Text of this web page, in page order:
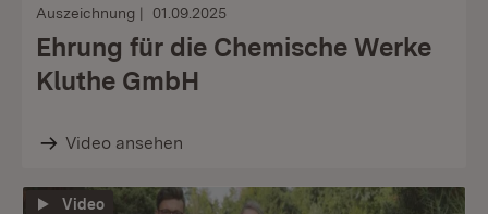
Auszeichnung 01.09.2025
Ehrung für die Chemische Werke
Kluthe GmbH
Video ansehen
Video